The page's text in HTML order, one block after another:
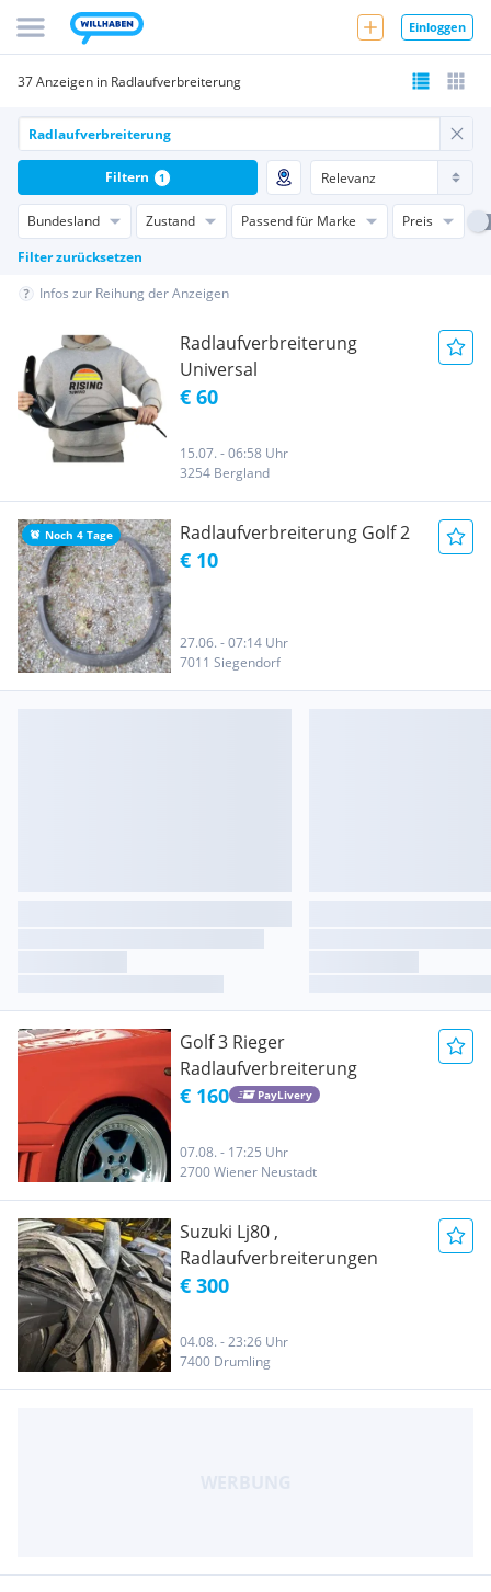
Einloggen
37 Anzeigen in Radlaufverbreiterung
Bundesland Zustand Passend für Marke
Preis
Filter zurücksetzen
Filtern 1
Infos zur Reihung der Anzeigen
Radlaufverbreiterung
Universal
€ 60
15.07. - 06:58 Uhr
3254 Bergland
Noch 4 Tage Radlaufverbreiterung Golf 2
€ 10
27.06. - 07:14 Uhr
7011 Siegendorf
Golf 3 Rieger
Radlaufverbreiterung
€ 160 PayLivery
07.08. - 17:25 Uhr
2700 Wiener Neustadt
Suzuki Lj80 ,
Radlaufverbreiterungen
€ 300
04.08. - 23:26 Uhr
7400 Drumling